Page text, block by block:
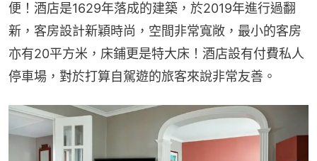
便！酒店是1629年落成的建築，於2019年進行過翻
新，客房設計新穎時尚，空間非常寬敞，最小的客房
亦有20平方米，床鋪更是特大床！酒店設有付費私人
停車場，對於打算自駕遊的旅客來說非常友善。